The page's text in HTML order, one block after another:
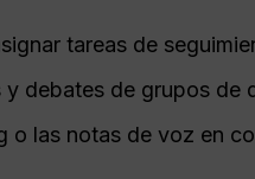
tareas de
debates de grupos de
o las notas de voz en